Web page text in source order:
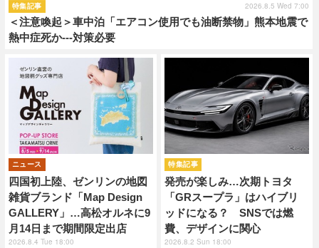
＜注意喚起＞車中泊「エアコン使用でも油断禁物」熊本地震で
熱中症死か---対策必要
特集記事 2026.8.5 Wed 7:00
四国初上陸、ゼンリンの地図
雑貨ブランド「Map Design
GALLERY」…高松オルネに9
月14日まで期間限定出店
ニュース
2026.8.4 Tue 18:00
発売が楽しみ…次期トヨタ
「GRスープラ」はハイブリ
ッドになる？ SNSでは燃
費、デザインに関心
特集記事
2026.8.2 Sun 18:00